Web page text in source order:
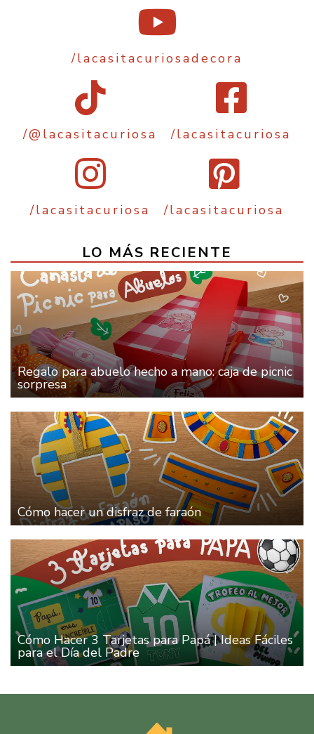
/lacasitacuriosadecora
/@lacasitacuriosa /lacasitacuriosa
/lacasitacuriosa /lacasitacuriosa
LO MÁS RECIENTE
Regalo para abuelo hecho a mano: caja de picnic
sorpresa
Cómo hacer un disfraz de faraón
Cómo Hacer 3 Tarjetas para Papá | Ideas Fáciles
para el Día del Padre